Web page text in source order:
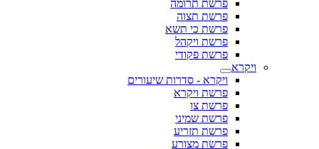
פרשת תרומה
פרשת תצוה
פרשת כי תשא
פרשת ויקהל
פרשת פקודי
ויקרא
ויקרא - סדרות שיעורים
פרשת ויקרא
פרשת צו
פרשת שמיני
פרשת תזריע
פרשת מצורע